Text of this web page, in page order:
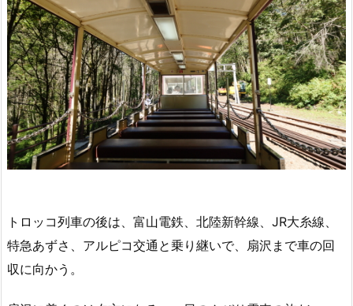
トロッコ列車の後は、富山電鉄、北陸新幹線、JR大糸線、
特急あずさ、アルピコ交通と乗り継いで、扇沢まで車の回
収に向かう。